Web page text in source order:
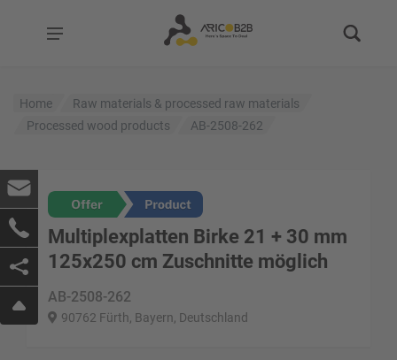
Home
Raw materials & processed raw materials
Processed wood products
AB-2508-262
Multiplexplatten Birke 21 + 30 mm
125x250 cm Zuschnitte möglich
AB-2508-262
90762 Fürth, Bayern, Deutschland